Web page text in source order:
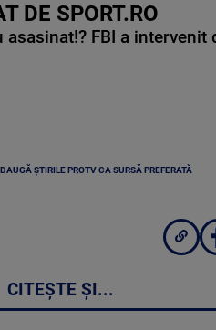
DE SPORT.RO
FBI a
ȘTIRILE PROTV CA SURSĂ PREFERATĂ
CITEȘTE ȘI...